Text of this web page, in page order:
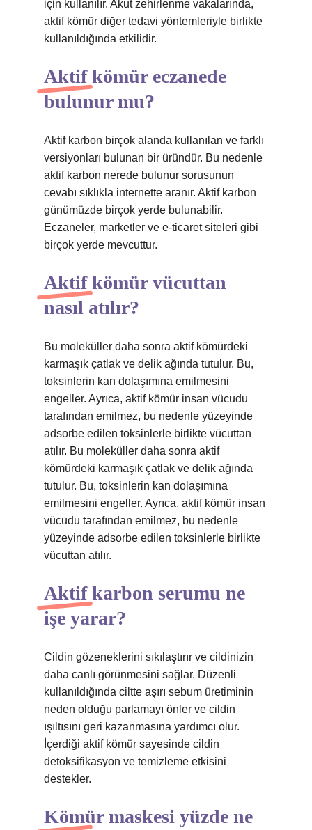
için kullanılır. Akut zehirlenme vakalarında,
aktif kömür diğer tedavi yöntemleriyle birlikte
kullanıldığında etkilidir.
Aktif kömür eczanede
bulunur mu?
Aktif karbon birçok alanda kullanılan ve farklı
versiyonları bulunan bir üründür. Bu nedenle
aktif karbon nerede bulunur sorusunun
cevabı sıklıkla internette aranır. Aktif karbon
günümüzde birçok yerde bulunabilir.
Eczaneler, marketler ve e-ticaret siteleri gibi
birçok yerde mevcuttur.
Aktif kömür vücuttan
nasıl atılır?
Bu moleküller daha sonra aktif kömürdeki
karmaşık çatlak ve delik ağında tutulur. Bu,
toksinlerin kan dolaşımına emilmesini
engeller. Ayrıca, aktif kömür insan vücudu
tarafından emilmez, bu nedenle yüzeyinde
adsorbe edilen toksinlerle birlikte vücuttan
atılır. Bu moleküller daha sonra aktif
kömürdeki karmaşık çatlak ve delik ağında
tutulur. Bu, toksinlerin kan dolaşımına
emilmesini engeller. Ayrıca, aktif kömür insan
vücudu tarafından emilmez, bu nedenle
yüzeyinde adsorbe edilen toksinlerle birlikte
vücuttan atılır.
Aktif karbon serumu ne
işe yarar?
Cildin gözeneklerini sıkılaştırır ve cildinizin
daha canlı görünmesini sağlar. Düzenli
kullanıldığında ciltte aşırı sebum üretiminin
neden olduğu parlamayı önler ve cildin
ışıltısını geri kazanmasına yardımcı olur.
İçerdiği aktif kömür sayesinde cildin
detoksifikasyon ve temizleme etkisini
destekler.
Kömür maskesi yüzde ne